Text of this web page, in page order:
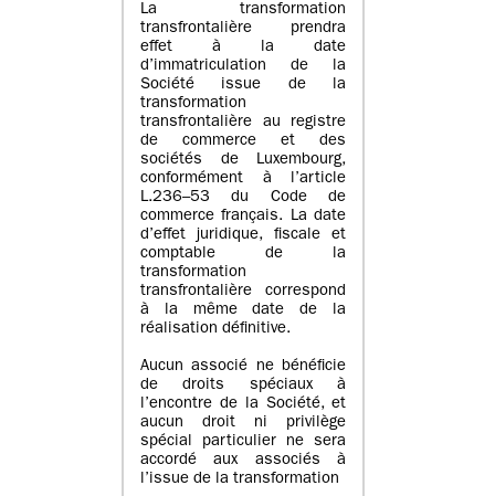
La transformation
transfrontalière prendra
effet à la date
d’immatriculation de la
Société issue de la
transformation
transfrontalière au registre
de commerce et des
sociétés de Luxembourg,
conformément à l’article
L.236–53 du Code de
commerce français. La date
d’effet juridique, fiscale et
comptable de la
transformation
transfrontalière correspond
à la même date de la
réalisation définitive.
Aucun associé ne bénéficie
de droits spéciaux à
l’encontre de la Société, et
aucun droit ni privilège
spécial particulier ne sera
accordé aux associés à
l’issue de la transformation